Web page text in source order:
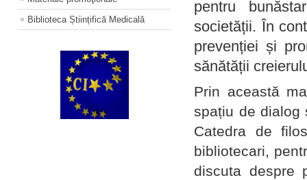
Biblioteca Științifică Medicală
pentru
societății. În
prevenției și
sănătății
Prin această
spațiu de dialog
Catedra de
bibliotecari,
discuta despre